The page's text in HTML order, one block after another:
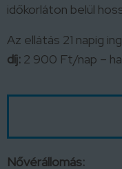
időkorláton belül
Az ellátás 21 napig
díj: 2 900 Ft/nap –
Nővérállomás: